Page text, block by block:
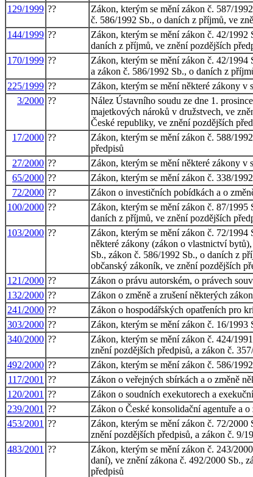
129/1999 ??
Zákon, kterým se mění zákon č. 587/
č. 586/1992 Sb., o daních z příjmů, ve
144/1999 ??
Zákon, kterým se mění zákon č. 42/
daních z příjmů, ve znění pozdějších
170/1999 ??
Zákon, kterým se mění zákon č. 42/1994
a zákon č. 586/1992 Sb., o daních z
225/1999 ??
Zákon, kterým se mění některé zákony
3/2000 ??
Nález Ústavního soudu ze dne 1.
majetkových nároků v družstvech, ve
České republiky, ve znění pozdějších
17/2000 ??
Zákon, kterým se mění zákon č. 588/
předpisů
27/2000 ??
Zákon, kterým se mění některé zákony v
65/2000 ??
Zákon, kterým se mění zákon č. 338/
72/2000 ??
Zákon o investičních pobídkách a o
100/2000 ??
Zákon, kterým se mění zákon č. 87/
daních z příjmů, ve znění pozdějších
103/2000 ??
Zákon, kterým se mění zákon č. 72/
některé zákony (zákon o vlastnictví
Sb., zákon č. 586/1992 Sb., o daních z
občanský zákoník, ve znění pozdějších
121/2000 ??
Zákon o právu autorském, o právech
132/2000 ??
Zákon o změně a zrušení některých
241/2000 ??
Zákon o hospodářských opatřeních pro
303/2000 ??
Zákon, kterým se mění zákon č. 16/
340/2000 ??
Zákon, kterým se mění zákon č. 424/
znění pozdějších předpisů, a zákon č.
492/2000 ??
Zákon, kterým se mění zákon č. 586/
117/2001 ??
Zákon o veřejných sbírkách a o změně
120/2001 ??
Zákon o soudních exekutorech a
239/2001 ??
Zákon o České konsolidační agentuře a
453/2001 ??
Zákon, kterým se mění zákon č. 72/
znění pozdějších předpisů, a zákon č. 9/
483/2001 ??
Zákon, kterým se mění zákon č. 243/
daní), ve znění zákona č. 492/2000 Sb.,
předpisů